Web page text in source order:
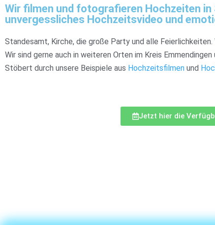
Wir filmen und fotografieren Hochzeiten in
unvergessliches Hochzeitsvideo und
Standesamt, Kirche, die große Party und alle
Wir sind gerne auch in weiteren Orten im Kreis
Stöbert durch unsere Beispiele aus Hochzeitsfilmen und
Jetzt hier die